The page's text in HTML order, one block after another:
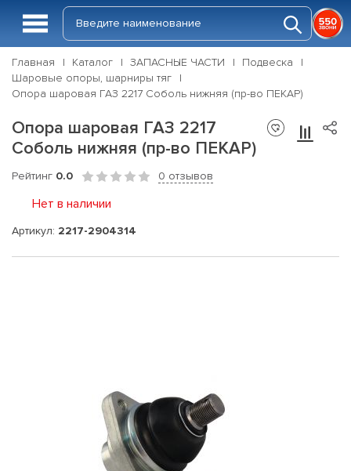
Главная Каталог ЗАПАСНЫЕ ЧАСТИ
Подвеска
Шаровые опоры, шарниры тяг
Опора шаровая ГАЗ 2217 Соболь нижняя (пр-во ПЕКАР)
Опора шаровая ГАЗ 2217
Соболь нижняя (пр-во ПЕКАР)
Рейтинг 0.0 0 отзывов
Нет в наличии
Артикул: 2217-2904314